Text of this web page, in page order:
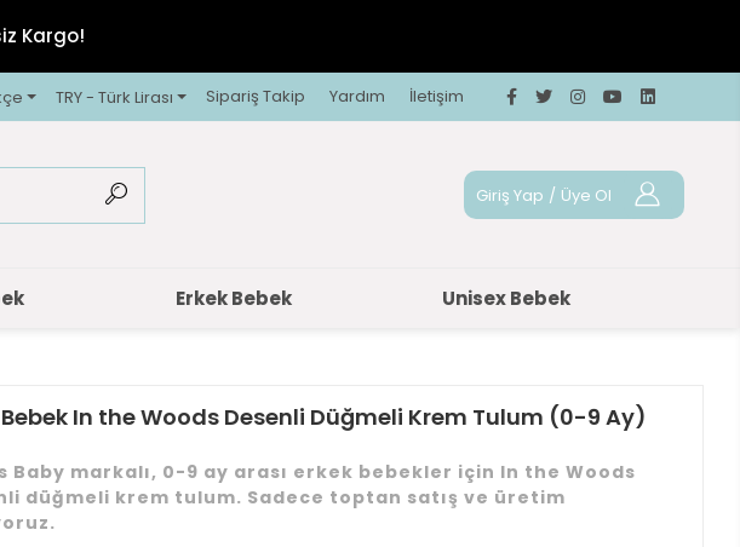
Kargo!
TRY - Türk Lirası Sipariş Takip Yardım İletişim
Giriş Yap / Üye Ol
Erkek Bebek Unisex Bebek
Bebek In the Woods Desenli Düğmeli Krem Tulum (0-9 Ay)
Baby markalı, 0-9 ay arası erkek bebekler için In the Woods
düğmeli krem tulum. Sadece toptan satış ve üretim